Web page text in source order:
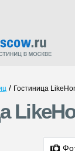
/ Гостиница